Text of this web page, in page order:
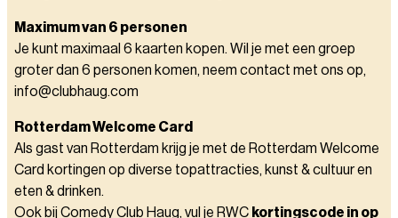
Maximum van 6 personen
Je kunt maximaal 6 kaarten kopen. Wil je met een groep
groter dan 6 personen komen, neem contact met ons op,
info@clubhaug.com
Rotterdam Welcome Card
Als gast van Rotterdam krijg je met de Rotterdam Welcome
Card kortingen op diverse topattracties, kunst & cultuur en
eten & drinken.
Ook bij Comedy Club Haug, vul je RWC kortingscode in op